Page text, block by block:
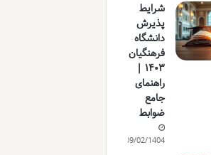
شرایط
پذیرش
دانشگاه
فرهنگیان
۱۴۰۳ |
راهنمای
جامع
ضوابط
09/02/1404